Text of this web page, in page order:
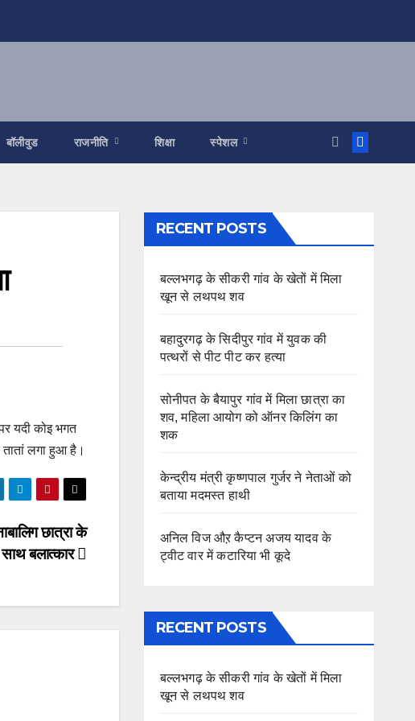
बॉलीवुड राजनीति शिक्षा स्पेशल
यदी कोइ भगत
लगा हुआ है।
छात्रा के
साथ बलात्कार
RECENT POSTS
बल्लभगढ़ के सीकरी गांव के खेतों में मिला
खून से लथपथ शव
बहादुरगढ़ के सिदीपुर गांव में युवक की
पत्थरों से पीट पीट कर हत्या
सोनीपत के बैयापुर गांव में मिला छात्रा का
शव, महिला आयोग को ऑनर किलिंग का
शक
केन्द्रीय मंत्री कृष्णपाल गुर्जर ने नेताओं को
बताया मदमस्त हाथी
अनिल विज औऱ कैप्टन अजय यादव के
ट्वीट वार में कटारिया भी कूदे
RECENT POSTS
बल्लभगढ़ के सीकरी गांव के खेतों में मिला
खून से लथपथ शव